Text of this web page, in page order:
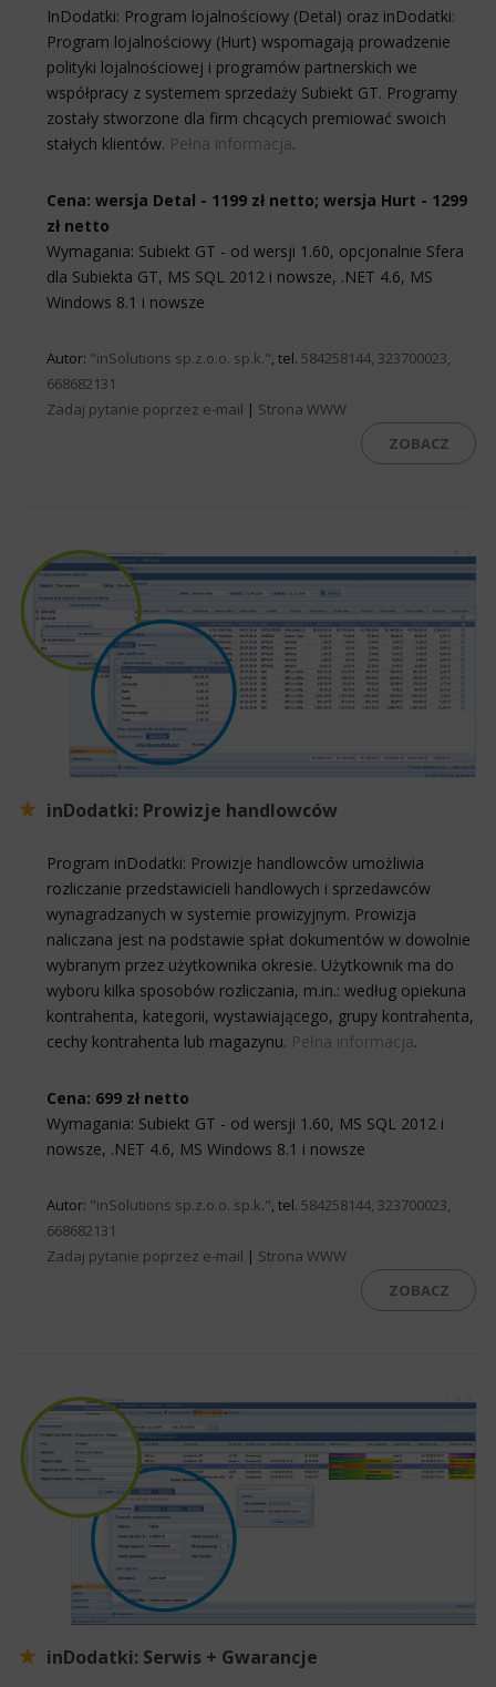
InDodatki: Program lojalnościowy (Detal) oraz inDodatki:
Program lojalnościowy (Hurt) wspomagają prowadzenie
polityki lojalnościowej i programów partnerskich we
współpracy z systemem sprzedaży Subiekt GT. Programy
zostały stworzone dla firm chcących premiować swoich
stałych klientów. Pełna informacja.
Cena: wersja Detal - 1199 zł netto; wersja Hurt - 1299
zł netto
Wymagania: Subiekt GT - od wersji 1.60, opcjonalnie Sfera
dla Subiekta GT, MS SQL 2012 i nowsze, .NET 4.6, MS
Windows 8.1 i nowsze
Autor: "inSolutions sp.z.o.o. sp.k." , tel. 584258144, 323700023,
668682131
Zadaj pytanie poprzez e-mail | Strona WWW
ZOBACZ
inDodatki: Prowizje handlowców
Program inDodatki: Prowizje handlowców umożliwia
rozliczanie przedstawicieli handlowych i sprzedawców
wynagradzanych w systemie prowizyjnym. Prowizja
naliczana jest na podstawie spłat dokumentów w dowolnie
wybranym przez użytkownika okresie. Użytkownik ma do
wyboru kilka sposobów rozliczania, m.in.: według opiekuna
kontrahenta, kategorii, wystawiającego, grupy kontrahenta,
cechy kontrahenta lub magazynu. Pełna informacja.
Cena: 699 zł netto
Wymagania: Subiekt GT - od wersji 1.60, MS SQL 2012 i
nowsze, .NET 4.6, MS Windows 8.1 i nowsze
Autor: "inSolutions sp.z.o.o. sp.k." , tel. 584258144, 323700023,
668682131
Zadaj pytanie poprzez e-mail | Strona WWW
ZOBACZ
inDodatki: Serwis + Gwarancje